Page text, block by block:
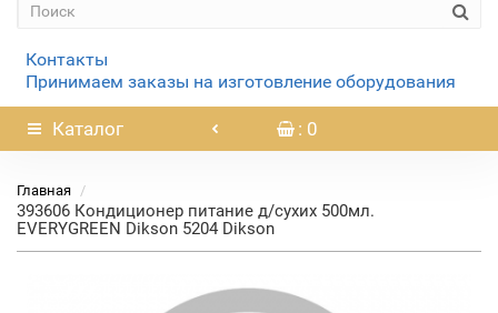
Контакты
Принимаем заказы на изготовление оборудования
Каталог : 0
Главная
393606 Кондиционер питание д/сухих 500мл.
EVERYGREEN Dikson 5204 Dikson